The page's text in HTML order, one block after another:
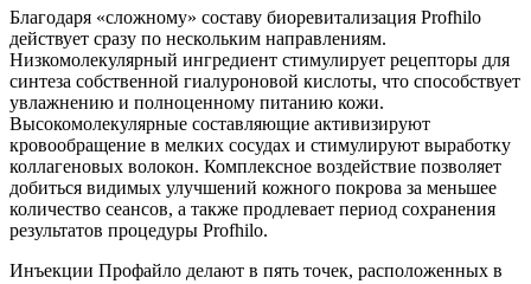
Благодаря «сложному» составу биоревитализация Profhilo
действует сразу по нескольким направлениям.
Низкомолекулярный ингредиент стимулирует рецепторы для
синтеза собственной гиалуроновой кислоты, что способствует
увлажнению и полноценному питанию кожи.
Высокомолекулярные составляющие активизируют
кровообращение в мелких сосудах и стимулируют выработку
коллагеновых волокон. Комплексное воздействие позволяет
добиться видимых улучшений кожного покрова за меньшее
количество сеансов, а также продлевает период сохранения
результатов процедуры Profhilo.
Инъекции Профайло делают в пять точек, расположенных в